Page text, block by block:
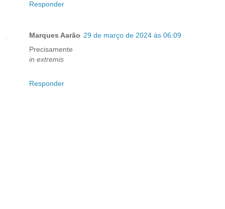
Responder
Marques Aarão 29 de março de 2024 às 06:09
Precisamente
in extremis
Responder